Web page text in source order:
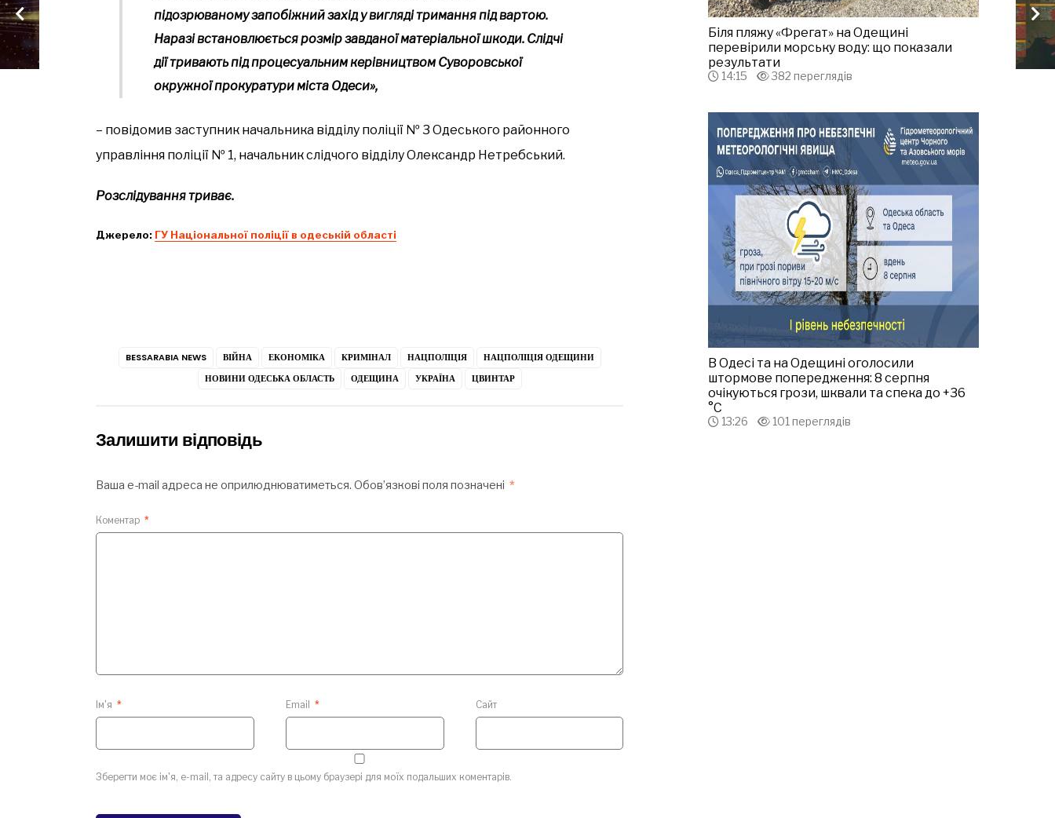
підозрюваному запобіжний захід у вигляді тримання під вартою.
Наразі встановлюється розмір завданої матеріальної шкоди. Слідчі
дії тривають під процесуальним керівництвом Суворовської
окружної прокуратури міста Одеси»,
– повідомив заступник начальника відділу поліції № 3 Одеського районного
управління поліції № 1, начальник слідчого відділу Олександр Нетребський.
Розслідування триває.
Джерело: ГУ Національної поліції в одеській області
BESSARABIA NEWS ВІЙНА ЕКОНОМІКА КРИМІНАЛ НАЦПОЛІЦІЯ
НАЦПОЛІЦІЯ ОДЕЩИНИ
НОВИНИ ОДЕСЬКА ОБЛАСТЬ
ОДЕЩИНА УКРАЇНА ЦВИНТАР
Залишити відповідь
Ваша e-mail адреса не оприлюднюватиметься. Обов’язкові поля позначені *
Коментар *
Ім'я * Email * Сайт
Зберегти моє ім'я, e-mail, та адресу сайту в цьому браузері для моїх подальших коментарів.
Біля пляжу «Фрегат» на Одещині
перевірили морську воду: що показали
результати
14:15 382 переглядів
В Одесі та на Одещині оголосили
штормове попередження: 8 серпня
очікуються грози, шквали та спека до +36
°С
13:26 101 переглядів